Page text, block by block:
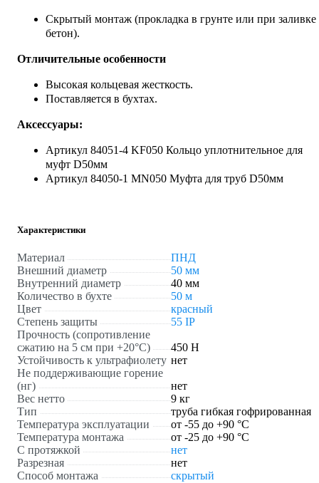
Скрытый монтаж (прокладка в грунте или при заливке
бетон).
Отличительные особенности
Высокая кольцевая жесткость.
Поставляется в бухтах.
Аксессуары:
Артикул 84051-4 KF050 Кольцо уплотнительное для
муфт D50мм
Артикул 84050-1 MN050 Муфта для труб D50мм
Характеристики
Материал
ПНД
Внешний диаметр
50 мм
Внутренний диаметр
40 мм
Количество в бухте
50 м
Цвет
красный
Степень защиты
55 IP
Прочность (сопротивление
сжатию на 5 см при +20°C)
450 Н
Устойчивость к ультрафиолету нет
Не поддерживающие горение
(нг)
нет
Вес нетто
9 кг
Тип
труба гибкая гофрированная
Температура эксплуатации
от -55 до +90 °С
Температура монтажа
от -25 до +90 °С
С протяжкой
нет
Разрезная
нет
Способ монтажа
скрытый